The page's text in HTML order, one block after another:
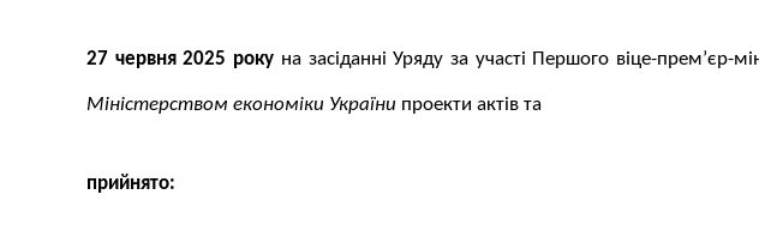
27 червня 2025 року на засіданні Уряду за участі Першого віце-прем’єр-
Міністерством економіки України проекти актів та
прийнято: